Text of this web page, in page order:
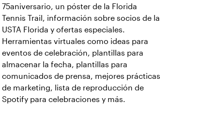
75aniversario, un póster de la Florida
Tennis Trail, información sobre socios de la
USTA Florida y ofertas especiales.
Herramientas virtuales como ideas para
eventos de celebración, plantillas para
almacenar la fecha, plantillas para
comunicados de prensa, mejores prácticas
de marketing, lista de reproducción de
Spotify para celebraciones y más.